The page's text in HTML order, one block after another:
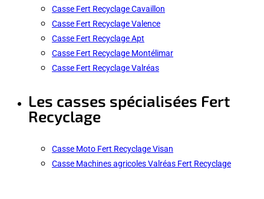
Casse Fert Recyclage Cavaillon
Casse Fert Recyclage Valence
Casse Fert Recyclage Apt
Casse Fert Recyclage Montélimar
Casse Fert Recyclage Valréas
Les casses spécialisées Fert
Recyclage
Casse Moto Fert Recyclage Visan
Casse Machines agricoles Valréas Fert Recyclage